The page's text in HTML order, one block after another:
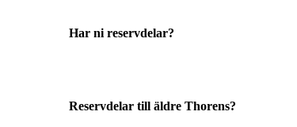
Har ni reservdelar?
Reservdelar till äldre Thorens?